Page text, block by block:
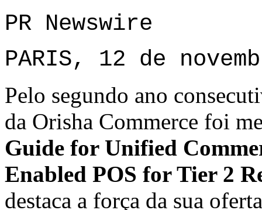
PR Newswire
PARIS, 12 de
Pelo segundo ano
da Orisha Commerce foi
Guide for Unified
Enabled POS for Tier 2
destaca a força da sua